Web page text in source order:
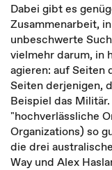
Dabei gibt es
Zusammenarbeit,
unbeschwerte
vielmehr darum, in
agieren: auf Seiten
Seiten derjenigen,
Beispiel das
"hochverlässliche
Organizations) so
die drei
Way und Alex